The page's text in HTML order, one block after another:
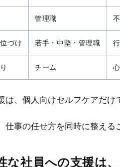
管理職
づけ 若手・中堅・管理職
チーム
は、個人向けセルフケアだけ
仕事の任せ方を同時に整え
な社員への支援は